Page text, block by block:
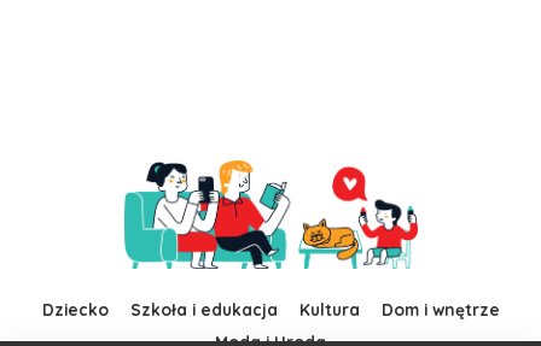
Dziecko Szkoła i edukacja Kultura
Dom i wnętrze
Moda i Uroda